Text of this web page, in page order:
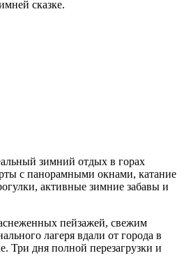
сказке.
зимний отдых в горах
с панорамными окнами, катание
активные зимние забавы и
пейзажей, свежим
лагеря вдали от города в
Три дня полной перезагрузки и